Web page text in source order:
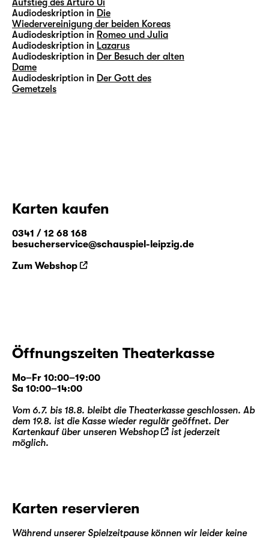
Aufstieg des Arturo Ui
Audiodeskription in Die
Wiedervereinigung der beiden Koreas
Audiodeskription in Romeo und Julia
Audiodeskription in Lazarus
Audiodeskription in Der Besuch der alten
Dame
Audiodeskription in Der Gott des
Gemetzels
Karten kaufen
0341 / 12 68 168
besucherservice@schauspiel-leipzig.de
Zum Webshop
Öffnungszeiten Theaterkasse
Mo–Fr 10:00–19:00
Sa 10:00–14:00
Vom 6.7. bis 18.8. bleibt die Theaterkasse geschlossen. Ab
dem 19.8. ist die Kasse wieder regulär geöffnet. Der
Kartenkauf über unseren Webshop
ist jederzeit
möglich.
Karten reservieren
Während unserer Spielzeitpause können wir leider keine